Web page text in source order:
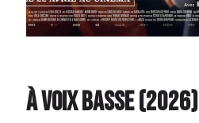
À voix basse(2026)